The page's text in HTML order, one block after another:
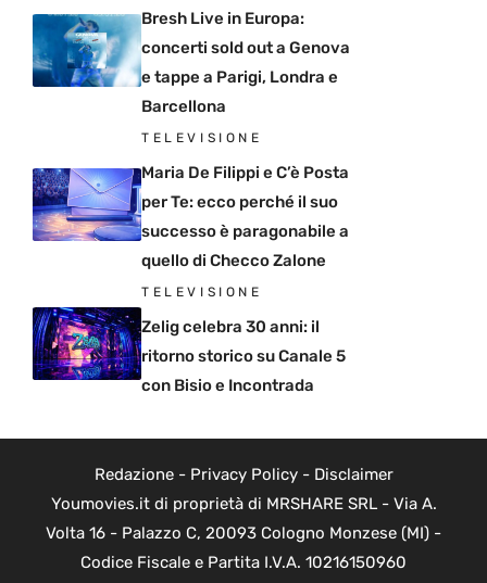
Bresh Live in Europa:
concerti sold out a Genova
e tappe a Parigi, Londra e
Barcellona
TELEVISIONE
Maria De Filippi e C’è Posta
per Te: ecco perché il suo
successo è paragonabile a
quello di Checco Zalone
TELEVISIONE
Zelig celebra 30 anni: il
ritorno storico su Canale 5
con Bisio e Incontrada
Redazione- Privacy Policy- Disclaimer
Youmovies.it di proprietà di MRSHARE SRL - Via A.
Volta 16 - Palazzo C, 20093 Cologno Monzese (MI) -
Codice Fiscale e Partita I.V.A. 10216150960